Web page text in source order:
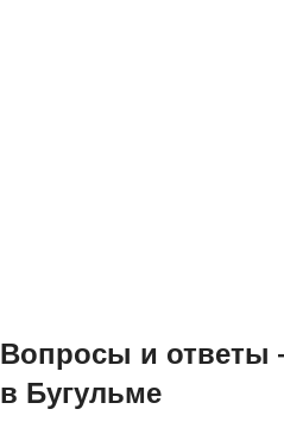
Вопросы и ответы
в Бугульме